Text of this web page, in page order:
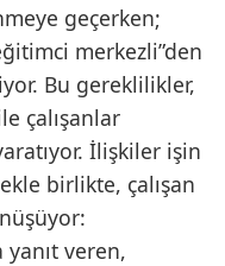
geçerken;
merkezli”den
Bu gereklilikler,
çalışanlar
İlişkiler işin
birlikte, çalışan
veren,